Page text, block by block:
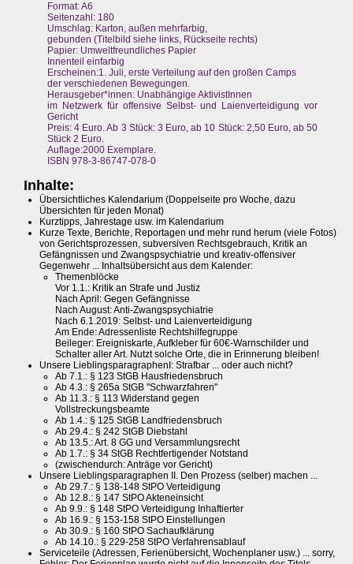
Format: A6
Seitenzahl: 180
Umschlag: Karton, außen mehrfarbig,
gebunden (Titelbild siehe links, Rückseite rechts)
Papier: Umweltfreundliches Papier
Innenteil einfarbig
Erscheinen:1. Juli, erste Verteilung auf den großen Camps
der verschiedenen Bewegungen.
Herausgeber*innen: Unabhängige AktivistInnen
im Netzwerk für offensive Selbst- und Laienverteidigung vor
Gericht
Preis: 4 Euro.Ab 3 Stück: 3 Euro, ab 10 Stück: 2,50 Euro, ab 50
Stück 2 Euro.
Auflage:2000 Exemplare.
ISBN 978-3-86747-078-0
Inhalte:
Übersichtliches Kalendarium (Doppelseite pro Woche, dazu
Übersichten für jeden Monat)
Kurztipps, Jahrestage usw. im Kalendarium
Kurze Texte, Berichte, Reportagen und mehr rund herum (viele Fotos)
von Gerichtsprozessen, subversiven Rechtsgebrauch, Kritik an
Gefängnissen und Zwangspsychiatrie und kreativ-offensiver
Gegenwehr ... Inhaltsübersicht aus dem Kalender:
Themenblöcke
Vor 1.1.: Kritik an Strafe und Justiz
Nach April: Gegen Gefängnisse
Nach August: Anti-Zwangspsychiatrie
Nach 6.1.2019: Selbst- und Laienverteidigung
Am Ende: Adressenliste Rechtshilfegruppe
Beileger: Ereigniskarte, Aufkleber für 60€-Warnschilder und
Schalter aller Art. Nutzt solche Orte, die in Erinnerung bleiben!
Unsere LieblingsparagraphenI: Strafbar ... oder auch nicht?
Ab 7.1.: § 123 StGB Hausfriedensbruch
Ab 4.3.: § 265a StGB "Schwarzfahren"
Ab 11.3.: § 113 Widerstand gegen
Vollstreckungsbeamte
Ab 1.4.: § 125 StGB Landfriedensbruch
Ab 29.4.: § 242 StGB Diebstahl
Ab 13.5.: Art. 8 GG und Versammlungsrecht
Ab 1.7.: § 34 StGB Rechtfertigender Notstand
(zwischendurch: Anträge vor Gericht)
Unsere Lieblingsparagraphen II. Den Prozess (selber) machen ...
Ab 29.7.: § 138-148 StPO Verteidigung
Ab 12.8.: § 147 StPO Akteneinsicht
Ab 9.9.: § 148 StPO Verteidigung Inhaftierter
Ab 16.9.: § 153-158 StPO Einstellungen
Ab 30.9.: § 160 StPO Sachaufklärung
Ab 14.10.: § 229-258 StPO Verfahrensablauf
Serviceteile (Adressen, Ferienübersicht, Wochenplaner usw.) ... sorry,